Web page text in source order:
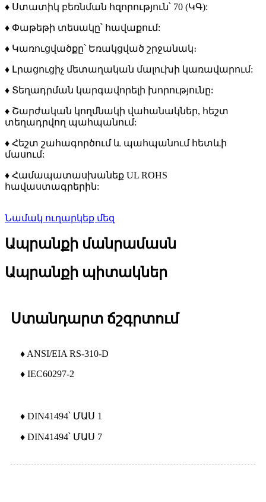
♦ Ստատիկ բեռնման հզորություն՝ 70 (ԿԳ):
♦ Փաթեթի տեսակը՝ հավաքում:
♦ Կառուցվածքը՝ Եռակցված շրջանակ։
♦ Լրացուցիչ մետաղական մալուխի կառավարում:
♦ Տեղադրման կարգավորելի խորությունը:
♦ Շարժական կողմնակի վահանակներ, հեշտ
տեղադրվող պահպանում:
♦ Հեշտ շահագործում և պահպանում հետևի
մասում:
♦ Համապատասխանեք UL ROHS
հավաստագրերին:
Նամակ ուղարկեք մեզ
Ապրանքի մանրամասն
Ապրանքի պիտակներ
Ստանդարտ ճշգրտում
♦ ANSI/EIA RS-310-D
♦ IEC60297-2
♦ DIN41494՝ ՄԱՍ 1
♦ DIN41494՝ ՄԱՍ 7